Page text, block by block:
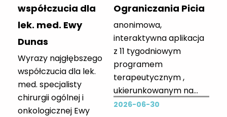
współczucia dla
lek. med. Ewy
Dunas
Wyrazy najgłębszego
współczucia dla lek.
med. specjalisty
chirurgii ogólnej i
onkologicznej Ewy
Ograniczania Picia
anonimowa,
interaktywna aplikacja
z 11 tygodniowym
programem
terapeutycznym ,
ukierunkowanym na
ograniczeniu picia
2026-06-30